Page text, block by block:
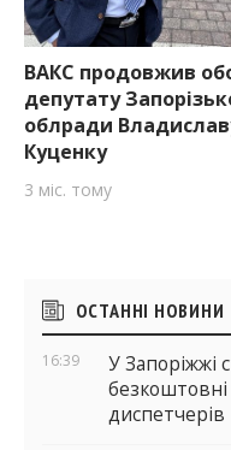
ВАКС продовжив
депутату
облради
Куценку
3 міс. тому
Бічні
віджети
ОСТАННІ НОВИНИ
16:39
У Запоріжжі
диспетчерів